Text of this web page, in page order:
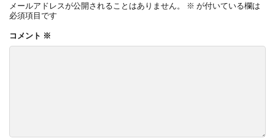
メールアドレスが公開されることはありません。 ※ が付いている欄は
必須項目です
コメント ※